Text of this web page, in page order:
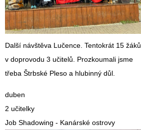
Další návštěva Lučence. Tentokrát 15 žáků
v doprovodu 3 učitelů. Prozkoumali jsme
třeba Štrbské Pleso a hlubinný důl.
duben
2 učitelky
Job Shadowing - Kanárské ostrovy​